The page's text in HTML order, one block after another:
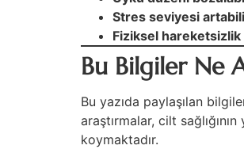
Stres seviyesi
Fiziksel hareketsizlik
Bu Bilgiler Ne
Bu yazıda paylaşılan
araştırmalar, cilt
koymaktadır.